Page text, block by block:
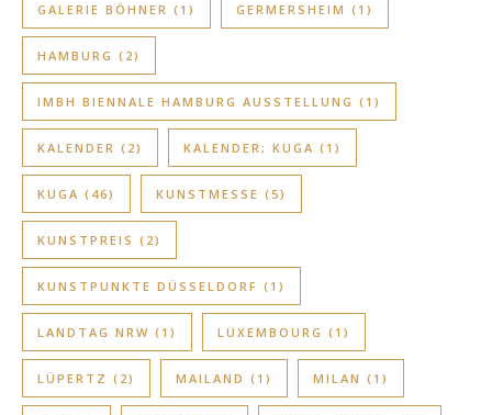
GALERIE BÖHNER (1) GERMERSHEIM (1)
HAMBURG (2)
IMBH BIENNALE HAMBURG AUSSTELLUNG (1)
KALENDER (2) KALENDER; KUGA (1)
KUGA (46) KUNSTMESSE (5)
KUNSTPREIS (2)
KUNSTPUNKTE DÜSSELDORF (1)
LANDTAG NRW (1) LUXEMBOURG (1)
LÜPERTZ (2) MAILAND (1) MILAN (1)